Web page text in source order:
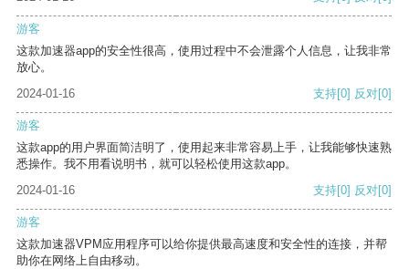
游客
这款加速器app的安全性很高，使用过程中不会泄露个人信息，让我非常
放心。
2024-01-16
支持[0] 反对[0]
游客
这款app的用户界面简洁明了，使用起来非常容易上手，让我能够快速熟
悉操作。我不用看说明书，就可以轻松使用这款app。
2024-01-16
支持[0] 反对[0]
游客
这款加速器VPM应用程序可以给你提供最高速度和安全性的连接，并帮
助你在网络上自由移动。